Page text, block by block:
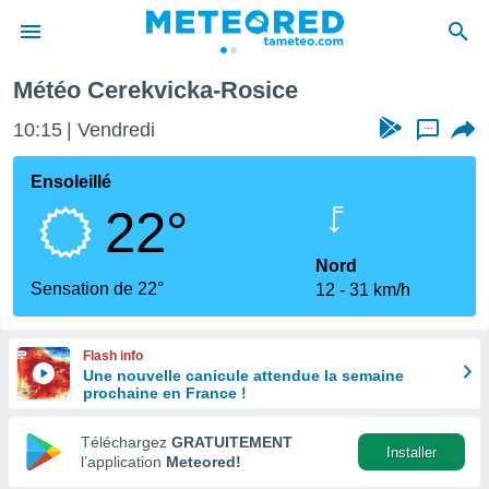
de
en
Météo Cerekvicka-Rosice
10:15 Vendredi ...
Ensoleillé
22°
Sensation de 22°
Nord
12
31 km/h
Flash info
Une nouvelle canicule attendue la semaine
prochaine en France !
Téléchargez GRATUITEMENT
l’application Meteored!
Installer